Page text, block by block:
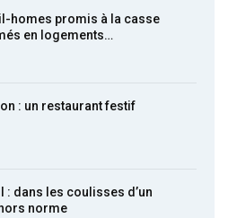
homes promis à la casse
en logements…
: un restaurant festif
: dans les coulisses d’un
norme